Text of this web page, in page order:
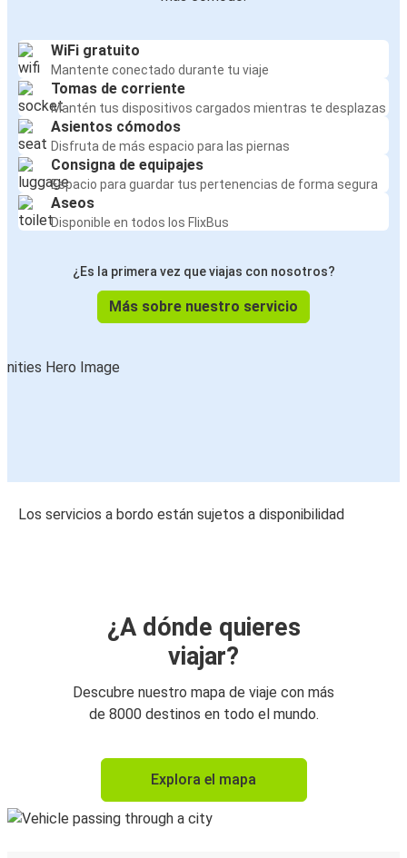
WiFi gratuito
Mantente conectado durante tu viaje
Tomas de corriente
Mantén tus dispositivos cargados mientras te desplazas
Asientos cómodos
Disfruta de más espacio para las piernas
Consigna de equipajes
Espacio para guardar tus pertenencias de forma segura
Aseos
Disponible en todos los FlixBus
¿Es la primera vez que viajas con nosotros?
Más sobre nuestro servicio
Los servicios a bordo están sujetos a disponibilidad
¿A dónde quieres
viajar?
Descubre nuestro mapa de viaje con más
de 8000 destinos en todo el mundo.
Explora el mapa